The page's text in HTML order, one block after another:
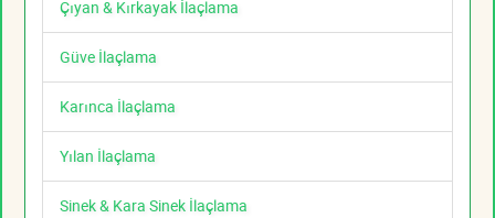
Çıyan & Kırkayak İlaçlama
Güve İlaçlama
Karınca İlaçlama
Yılan İlaçlama
Sinek & Kara Sinek İlaçlama